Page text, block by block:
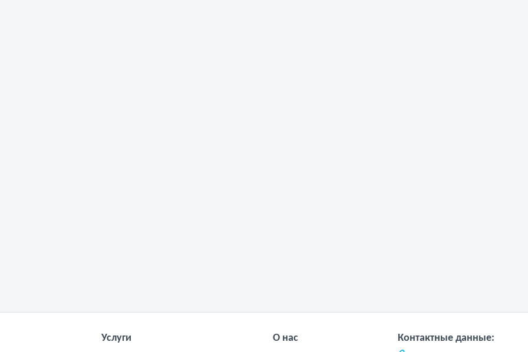
Услуги О нас
Контактные данные: